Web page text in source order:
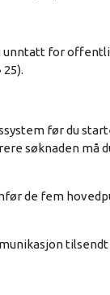
unntatt for
før du
søknaden må
de fem